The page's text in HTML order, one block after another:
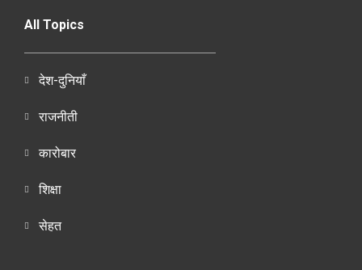
All Topics
देश-दुनियाँ
राजनीती
कारोबार
शिक्षा
सेहत